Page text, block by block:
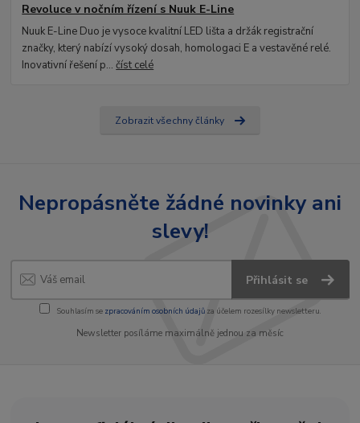
Revoluce v nočním řízení s Nuuk E-Line
Nuuk E-Line Duo je vysoce kvalitní LED lišta a držák registrační
značky, který nabízí vysoký dosah, homologaci E a vestavěné relé.
Inovativní řešení p...číst celé
Zobrazit všechny články
Nepropásněte žádné novinky ani
slevy!
Přihlásit se
Souhlasím se zpracováním osobních údajůza účelem rozesílky newsletteru.
Newsletter posíláme maximálně jednou za měsíc